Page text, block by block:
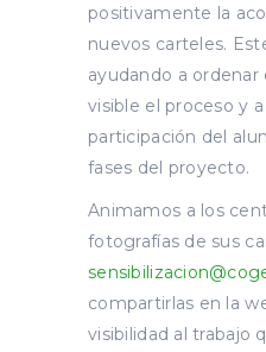
positivamente la
nuevos carteles.
ayudando a ordenar
visible el proceso y
participación del
fases del proyecto.
Animamos a los
fotografías de sus
compartirlas en la
visibilidad al trabajo